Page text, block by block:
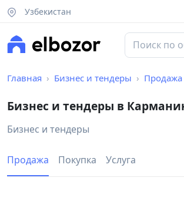
Узбекистан
Главная Бизнес и тендеры Продажа
Бизнес и тендеры в
Бизнес и тендеры
Продажа Покупка Услуга